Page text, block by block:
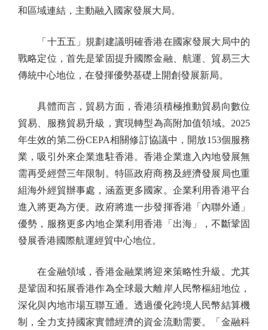
和區域連結，主動融入國家發展大局。
「十五五」規劃建議明確香港在國家發展大局中的
戰略定位，首先是鞏固提升國際金融、航運、貿易三大
傳統中心地位，在發揮優勢基礎上開創發展新局。
具體而言，貿易方面，香港須積極推動貿易向數位
貿易、服務貿易升級，實現轉型為高附加值領域。2025
年生效的第二份CEPA相關修訂協議中，開放153個服務
業，吸引外來企業進駐香港。香港企業進入內地發展無
需再受經營三年限制。特區政府商務及經濟發展局也重
組海外經貿辦事處，涵蓋更多國家。企業利用香港平台
進入將更為方便。政府將進一步發揮香港「內聯外通」
優勢，服務更多內地企業利用香港「出海」，不斷鞏固
發展香港國際航運經貿中心地位。
在金融領域，香港金融業將迎來策略性升級。尤其
是鞏固和拓展香港作為全球最大離岸人民幣樞紐地位，
深化與內地市場互聯互通。透過優化跨境人民幣結算機
制，全力支持國家實體經濟的資金流動需要。「金融科